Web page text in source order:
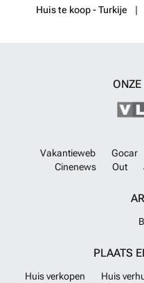
meerdere zones en een
wagens. Buiten biedt het
van maar liefst 159 m², die
omliggende omgeving en de
infinity zwembad van 45 m²
het gelijkvloers en visueel lijkt
vergezichten in een exclusieve
nemen voor meer informatie of
Huis te koop - Turkije
ONZE
Vakantieweb Gocar
Cinenews
Out
PLAATS
Huis verkopen Huis